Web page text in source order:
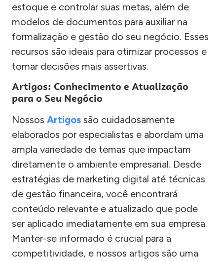
estoque e controlar suas metas, além de
modelos de documentos para auxiliar na
formalização e gestão do seu negócio. Esses
recursos são ideais para otimizar processos e
tomar decisões mais assertivas.
Artigos: Conhecimento e Atualização
para o Seu Negócio
Nossos Artigos são cuidadosamente
elaborados por especialistas e abordam uma
ampla variedade de temas que impactam
diretamente o ambiente empresarial. Desde
estratégias de marketing digital até técnicas
de gestão financeira, você encontrará
conteúdo relevante e atualizado que pode
ser aplicado imediatamente em sua empresa.
Manter-se informado é crucial para a
competitividade, e nossos artigos são uma